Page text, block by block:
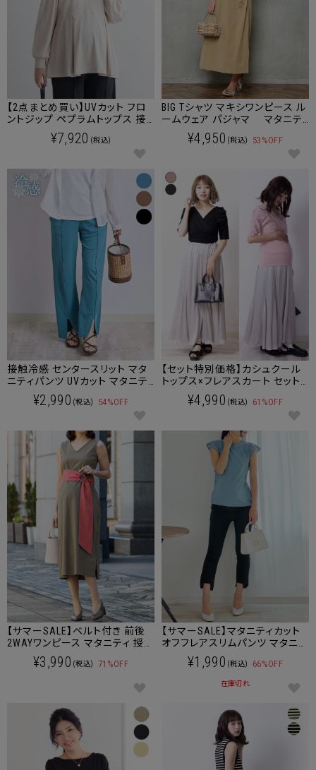
【2点まとめ買い】UVカット フロ
ントジップ ペプラムトップス 接
¥7,920 (税込)
BIG Tシャツ マキシワンピース ル
ームウェア パジャマ マタニテ
ィ 授乳服 産後も使える
¥4,950 (税込) 53%OFF
接触冷感 センタースリット マタ
ニティパンツ UVカット マタニテ
ィウェア 産後も使える
¥2,990 (税込) 54%OFF
【セット特別価格】カシュクール
トップス×フレアスカート セット
アップ マタニティ 授乳服 産後も
使える¥4,990 (税込) 61%OFF
【サマーSALE】ベルト付き 前後
2WAYワンピース マタニティ 授
乳服 産後も使える
¥3,990 (税込) 71%OFF
【サマーSALE】マタニティカット
オフフレアスリムパンツ マタニテ
ィ 産後も使える
¥1,990 (税込) 66%OFF
在庫切れ